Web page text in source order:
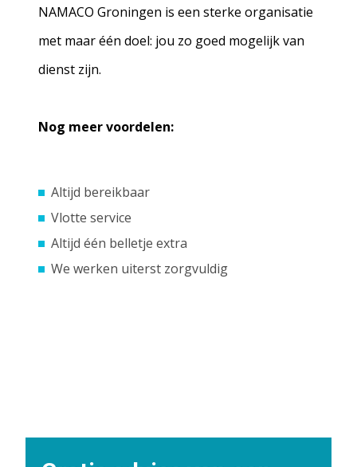
NAMACO Groningen is een sterke organisatie
met maar één doel: jou zo goed mogelijk van
dienst zijn.
Nog meer voordelen:
Altijd bereikbaar
Vlotte service
Altijd één belletje extra
We werken uiterst zorgvuldig